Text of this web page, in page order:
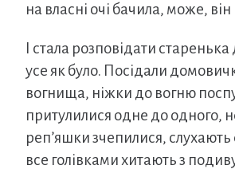
на власні очі бачила, може, він
І стала розповідати
усе як було. Посідали
вогнища, ніжки до вогню
притулилися одне до одного,
реп’яшки зчепилися, слухають
все голівками хитають з